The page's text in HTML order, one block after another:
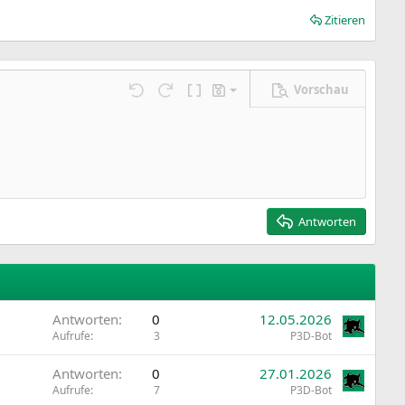
Zitieren
Rückgängig
Wiederholen
BBCode umschalten
Entwürfe
Entwurf speichern
Vorschau
Antworten
Antworten 0
Aufrufe 3
12.05.2026
P3D-Bot
Antworten 0
Aufrufe 7
27.01.2026
P3D-Bot